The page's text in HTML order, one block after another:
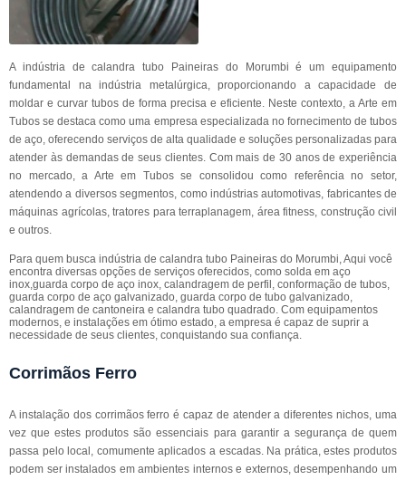
A indústria de calandra tubo Paineiras do Morumbi é um equipamento
fundamental na indústria metalúrgica, proporcionando a capacidade de
moldar e curvar tubos de forma precisa e eficiente. Neste contexto, a Arte em
Tubos se destaca como uma empresa especializada no fornecimento de tubos
de aço, oferecendo serviços de alta qualidade e soluções personalizadas para
atender às demandas de seus clientes. Com mais de 30 anos de experiência
no mercado, a Arte em Tubos se consolidou como referência no setor,
atendendo a diversos segmentos, como indústrias automotivas, fabricantes de
máquinas agrícolas, tratores para terraplanagem, área fitness, construção civil
e outros.
Para quem busca indústria de calandra tubo Paineiras do Morumbi, Aqui você
encontra diversas opções de serviços oferecidos, como solda em aço
inox,guarda corpo de aço inox, calandragem de perfil, conformação de tubos,
guarda corpo de aço galvanizado, guarda corpo de tubo galvanizado,
calandragem de cantoneira e calandra tubo quadrado. Com equipamentos
modernos, e instalações em ótimo estado, a empresa é capaz de suprir a
necessidade de seus clientes, conquistando sua confiança.
Corrimãos Ferro
A instalação dos corrimãos ferro é capaz de atender a diferentes nichos, uma
vez que estes produtos são essenciais para garantir a segurança de quem
passa pelo local, comumente aplicados a escadas. Na prática, estes produtos
podem ser instalados em ambientes internos e externos, desempenhando um